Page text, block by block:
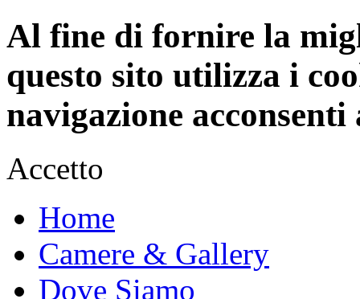
Al fine di fornire la
questo sito utilizza i
navigazione
Accetto
Home
Camere & Gallery
Dove Siamo